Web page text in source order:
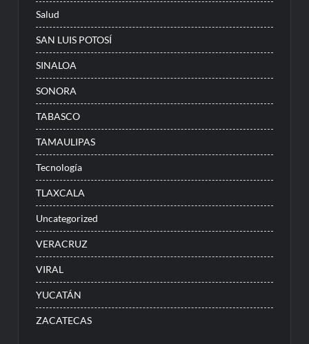
Salud
SAN LUIS POTOSÍ
SINALOA
SONORA
TABASCO
TAMAULIPAS
Tecnología
TLAXCALA
Uncategorized
VERACRUZ
VIRAL
YUCATÁN
ZACATECAS